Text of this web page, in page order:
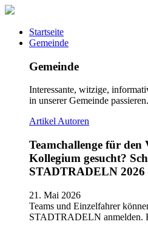
Startseite
Gemeinde
Gemeinde
Interessante, witzige,
in unserer Gemeinde passieren.
ArtikelAutoren
Teamchallenge für den
Kollegium gesucht?
STADTRADELN 2026
21. Mai 2026
Teams und Einzelfahrer
STADTRADELN anmelden.